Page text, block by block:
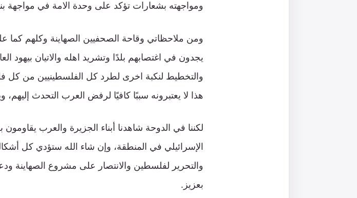
ومواجهته بشعارات تؤكد على وحدة الامة في مواجهة
ومن ملاحظاتي وقاحة الصحفيين الصهاينة وكلهم كما
يجدون في اغتصابهم بلدًا وتشريد اهله والاتيان بيهود
والتخطيط لنكبة اخرى لطرد كل الفلسطينيين من كل
هذا لا يعتبرونه سببًا كافيًا لرفض العرب التحدث إليهم،
لكننا في الدوحة شاهدنا أبناء الجزيرة والعرب
الإسرائيلي في المنطقة، وإن شاء الله ستؤدي كل
والتحرير لفلسطين والانتصار على مشروع الصهاينة
بعزيز.